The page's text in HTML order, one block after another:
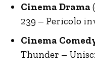
Cinema Drama
239 – Pericolo
Cinema
Thunder –